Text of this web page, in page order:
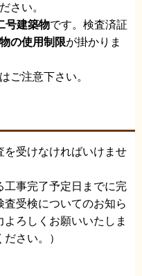
さい。
号建築物です。検査済証
の使用制限が掛かりま
ご注意下さい。
を受けなければいけませ
工事完了予定日までに完
受検についてのお知ら
ろしくお願いいたしま
さい。）